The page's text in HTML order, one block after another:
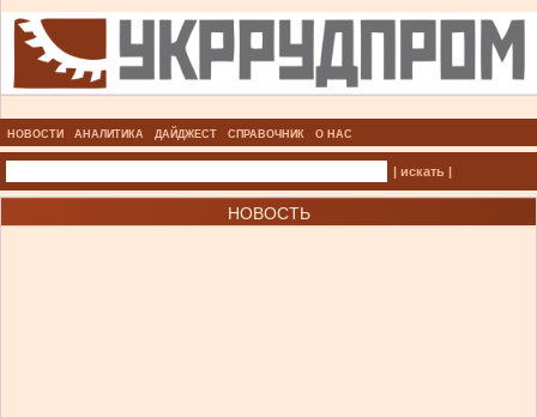
НОВОСТИ АНАЛИТИКА ДАЙДЖЕСТ СПРАВОЧНИК О НАС
| искать |
НОВОСТЬ